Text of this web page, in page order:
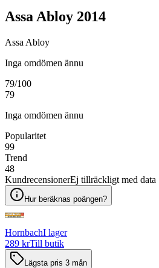
Assa Abloy 2014
Assa Abloy
Inga omdömen ännu
79/100
79
Inga omdömen ännu
Popularitet
99
Trend
48
KundrecensionerEj tillräckligt med data
Hur beräknas poängen?
HornbachI lager
289 krTill butik
Lägsta pris 3 mån